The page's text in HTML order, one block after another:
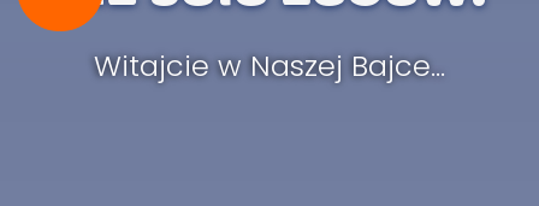
Witajcie w Naszej Bajce...